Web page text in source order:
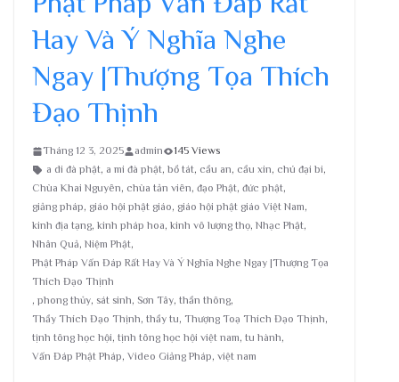
Hay Và Ý Nghĩa Nghe
Ngay |Thượng Tọa Thích
Đạo Thịnh
Tháng 12 3, 2025 admin
145 Views
a di đà phật, a mi đà phật, bồ tát, cầu an, cầu xin, chú đại bi,
Chùa Khai Nguyên, chùa tản viên, đạo Phật, đức phật,
giảng pháp, giáo hội phật giáo, giáo hội phật giáo Việt Nam,
kinh địa tạng, kinh pháp hoa, kinh vô lượng thọ, Nhạc Phật,
Nhân Quả, Niệm Phật,
Phật Pháp Vấn Đáp Rất Hay Và Ý Nghĩa Nghe Ngay |Thượng Tọa
Thích Đạo Thịnh
, phong thủy, sát sinh, Sơn Tây, thần thông,
Thầy Thích Đạo Thịnh, thầy tu, Thượng Toạ Thích Đạo Thịnh,
tịnh tông học hội, tịnh tông học hội việt nam, tu hành,
Vấn Đáp Phật Pháp, Video Giảng Pháp, việt nam